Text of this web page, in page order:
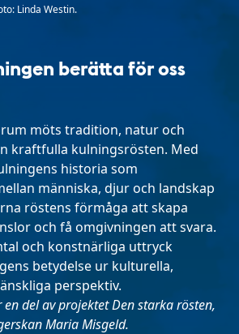
Linda Westin.
berätta för oss
möts tradition, natur och
kraftfulla kulningsrösten. Med
historia som
människa, djur och landskap
röstens förmåga att skapa
och få omgivningen att svara.
och konstnärliga uttryck
betydelse ur kulturella,
perspektiv.
del av projektet Den starka rösten,
Maria Misgeld.